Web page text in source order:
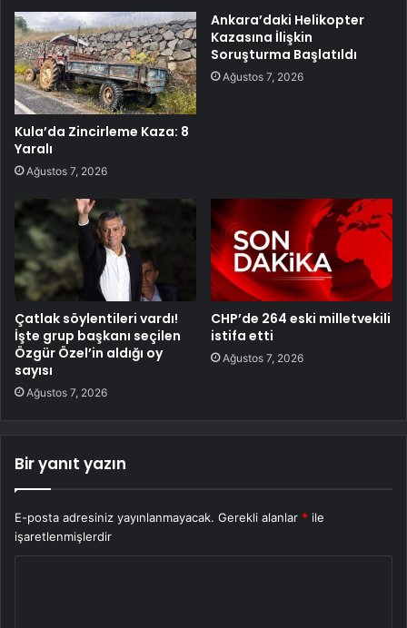
Kula’da Zincirleme Kaza: 8
Yaralı
Ağustos 7, 2026
Ankara’daki Helikopter
Kazasına İlişkin
Soruşturma Başlatıldı
Ağustos 7, 2026
Çatlak söylentileri vardı!
İşte grup başkanı seçilen
Özgür Özel’in aldığı oy
sayısı
Ağustos 7, 2026
CHP’de 264 eski milletvekili
istifa etti
Ağustos 7, 2026
Bir yanıt yazın
E-posta adresiniz yayınlanmayacak. Gerekli alanlar * ile
işaretlenmişlerdir